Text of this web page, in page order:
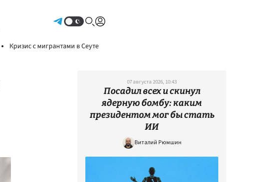
Кризис с мигрантами в Сеуте
07 августа 2026, 10:43
Посадил всех и скинул
ядерную бомбу: каким
президентом мог бы стать
ИИ
Виталий Рюмшин